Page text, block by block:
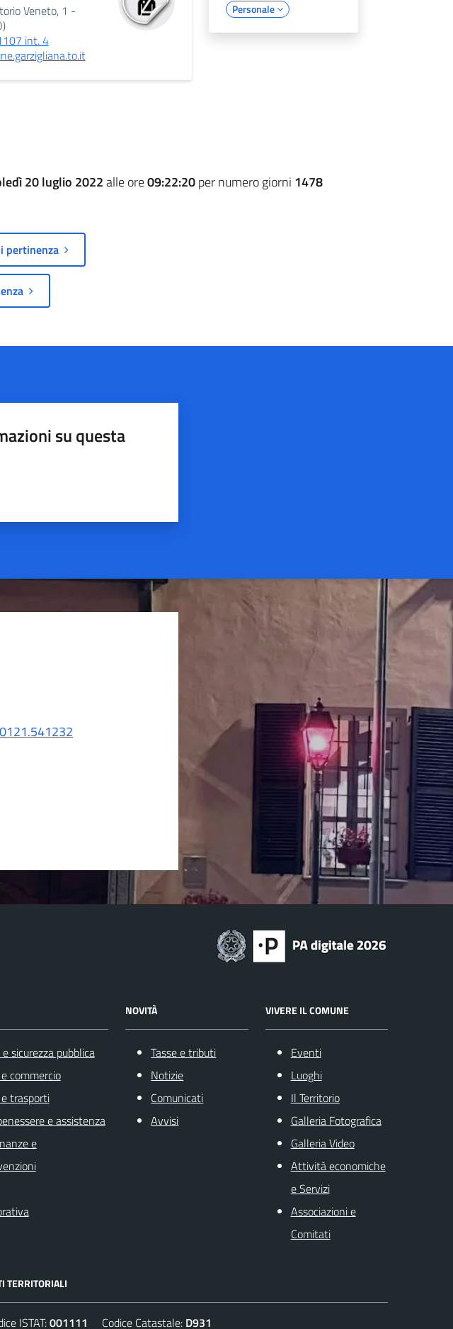
Veneto, 1 -
int. 4
Personale
20 luglio 2022alle ore09:22:20per numero giorni 1478
pertinenza
su questa
sicurezza pubblica
commercio
trasporti
e assistenza
e
NOVITÀ
Tasse e tributi
Notizie
Comunicati
Avvisi
VIVERE IL COMUNE
Eventi
Luoghi
Il Territorio
Galleria Fotografica
Galleria Video
Attività economiche
e Servizi
Associazioni e
Comitati
TERRITORIALI
ISTAT:001111 Codice Catastale: D931